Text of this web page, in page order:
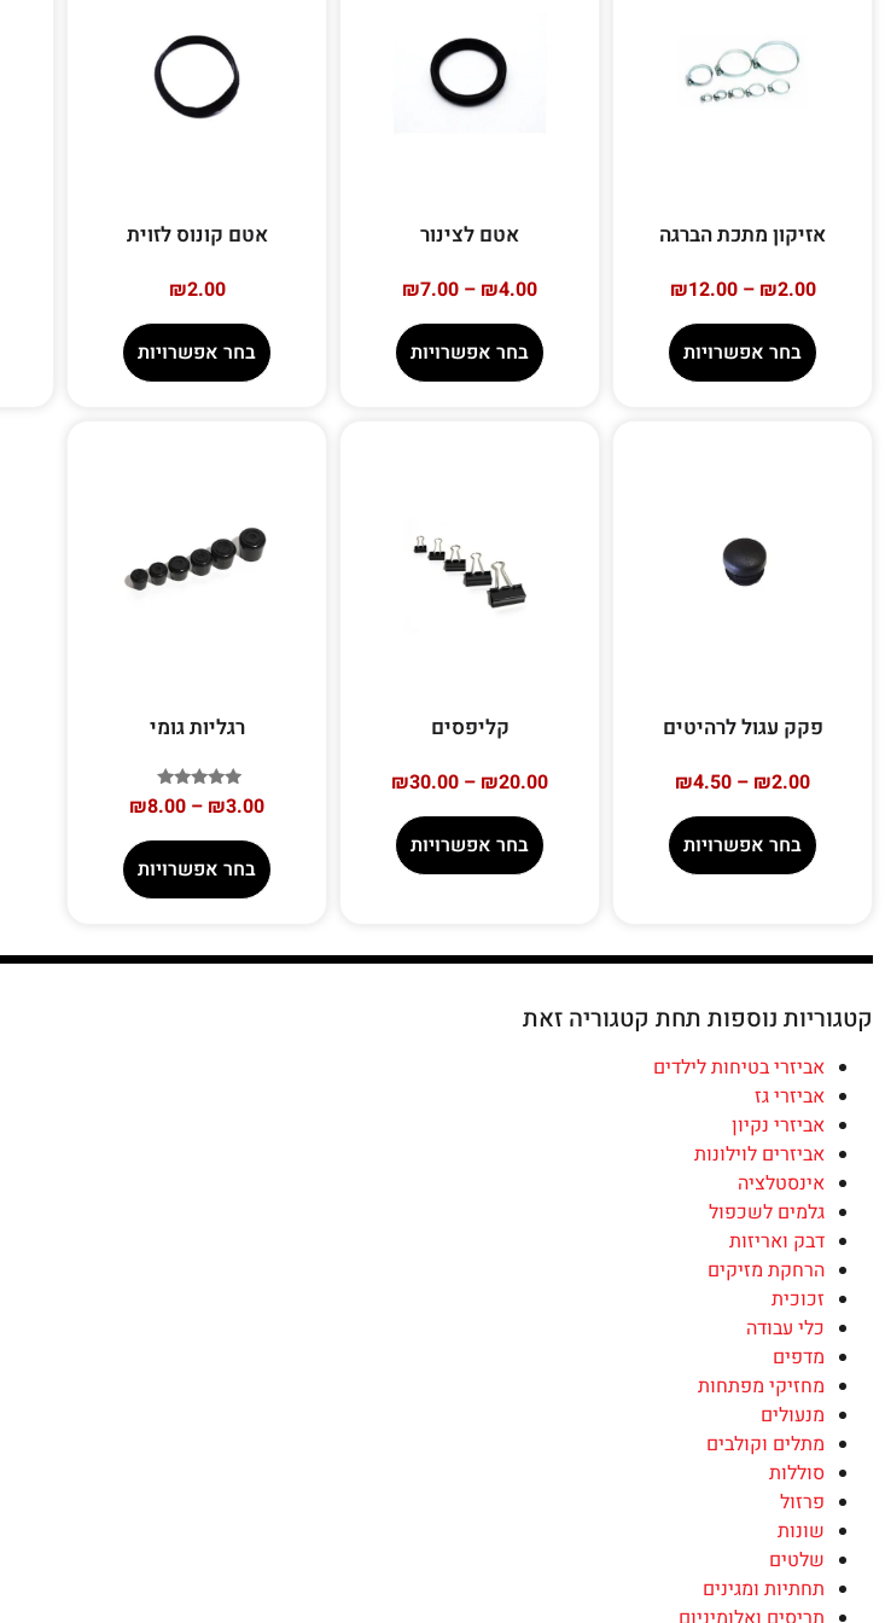
אזיקון מתכת הברגה
₪2.00
–
₪12.00
בחר אפשרויות
אטם לצינור
₪4.00
–
₪7.00
בחר אפשרויות
אטם קונוס לזוית
₪2.00
בחר אפשרויות
פקק עגול לרהיטים
₪2.00
–
₪4.50
בחר אפשרויות
קליפסים
₪20.00
–
₪30.00
בחר אפשרויות
רגליות גומי
דורג
5.00₪3.00
–
₪8.00
בחר אפשרויות
קטגוריות נוספות תחת קטגוריה זאת
אביזרי בטיחות לילדים
אביזרי גז
אביזרי נקיון
אביזרים לוילונות
אינסטלציה
גלמים לשכפול
דבק ואריזות
הרחקת מזיקים
זכוכית
כלי עבודה
מדפים
מחזיקי מפתחות
מנעולים
מתלים וקולבים
סוללות
פרזול
שונות
שלטים
תחתיות ומגינים